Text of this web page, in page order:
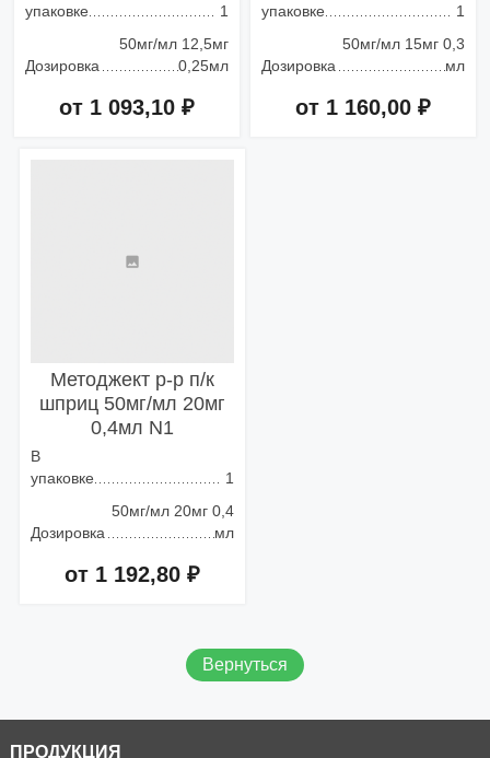
упаковке
1
Дозировка
50мг/мл 12,5мг
0,25мл
от 1 093,10 ₽
упаковке
1
Дозировка
50мг/мл 15мг 0,3
мл
от 1 160,00 ₽
Методжект р-р п/к
шприц 50мг/мл 20мг
0,4мл N1
В
упаковке
1
Дозировка
50мг/мл 20мг 0,4
мл
от 1 192,80 ₽
Вернуться
ПРОДУКЦИЯ